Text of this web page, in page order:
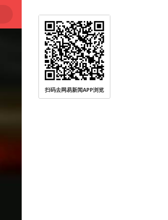
扫码去网易新闻APP浏览